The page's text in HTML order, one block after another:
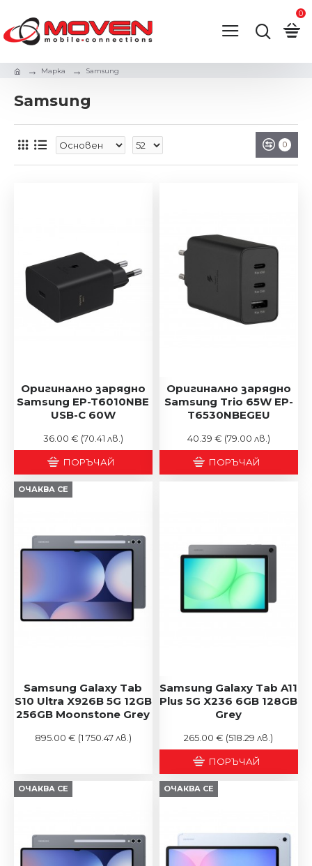
0
Марка Samsung
Samsung
0
Оригинално зарядно
Samsung EP-T6010NBE
USB-C 60W
36.00 € (70.41 лв.)
ПОРЪЧАЙ
Оригинално зарядно
Samsung Trio 65W EP-
T6530NBEGEU
40.39 € (79.00 лв.)
ПОРЪЧАЙ
ОЧАКВА СЕ
Samsung Galaxy Tab
S10 Ultra X926B 5G 12GB
256GB Moonstone Grey
895.00 € (1 750.47 лв.)
Samsung Galaxy Tab A11
Plus 5G X236 6GB 128GB
Grey
265.00 € (518.29 лв.)
ПОРЪЧАЙ
ОЧАКВА СЕ ОЧАКВА СЕ